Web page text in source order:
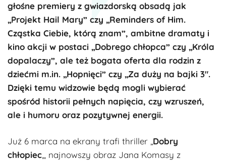
głośne premiery z gwiazdorską obsadą jak
„Projekt Hail Mary” czy „Reminders of Him.
Cząstka Ciebie, którą znam”, ambitne dramaty i
kino akcji w postaci „Dobrego chłopca” czy „Króla
dopalaczy”, ale też bogata oferta dla rodzin z
dziećmi m.in. „Hopnięci” czy „Za duży na bajki 3″.
Dzięki temu widzowie będą mogli wybierać
spośród historii pełnych napięcia, czy wzruszeń,
ale i humoru oraz pozytywnej energii.
Już 6 marca na ekrany trafi thriller „ Dobry
chłopiec „, najnowszy obraz Jana Komasy z